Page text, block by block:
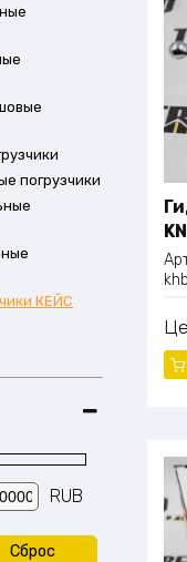
погрузчики
КЕЙС
ценаRUB
Сброс